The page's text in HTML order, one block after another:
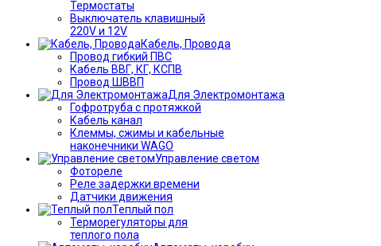
Термостаты
Выключатель клавишный
220V и 12V
Кабель, Провода
Провод гибкий ПВС
Кабель ВВГ, КГ, КСПВ
Провод ШВВП
Для Электромонтажа
Гофротруба с протяжкой
Кабель канал
Клеммы, сжимы и кабельные
наконечники WAGO
Управление светом
Фотореле
Реле задержки времени
Датчики движения
Теплый пол
Терморегуляторы для
теплого пола